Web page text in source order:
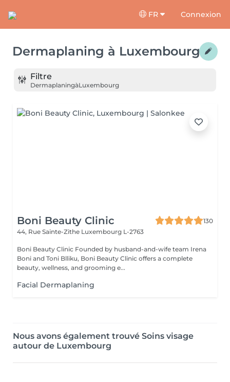
FR Connexion
Dermaplaning à Luxembourg
Filtre
DermaplaningàLuxembourg
Boni Beauty Clinic
130
44, Rue Sainte-Zithe Luxembourg L-2763
Boni Beauty Clinic Founded by husband-and-wife team Irena
Boni and Toni Blliku, Boni Beauty Clinic offers a complete
beauty, wellness, and grooming e...
Facial Dermaplaning
Nous avons également trouvé Soins visage
autour de Luxembourg